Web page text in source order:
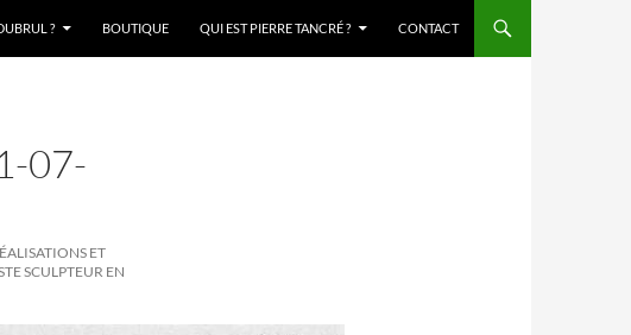
? BOUTIQUE QUI EST PIERRE TANCRÉ ? CONTACT
07-
ET
SCULPTEUR EN